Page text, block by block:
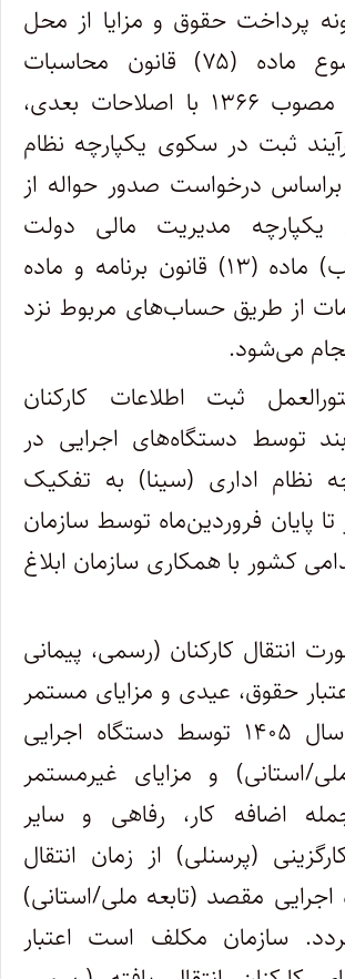
هرگونه پرداخت حقوق و مزایا از محل
اعتبارات موضوع ماده (۷۵) قانون محاسبات
عمومی کشور مصوب ۱۳۶۶ با اصلاحات بعدی،
ثبت در سکوی یکپارچه نظام
براساس درخواست صدور حواله از
مدیریت مالی دولت
موضوع بند (ب) ماده (۱۳) قانون برنامه و ماده
از طریق حساب‌های مربوط نزد
می‌شود.
دستورالعمل ثبت اطلاعات کارکنان
توسط دستگاه‌های اجرایی در
نظام اداری (سینا) به تفکیک
تا پایان فروردین‌ماه توسط سازمان
کشور با همکاری سازمان ابلاغ
انتقال کارکنان (رسمی، پیمانی
حقوق، عیدی و مزایای مستمر
آنان تا پایان سال ۱۴۰۵ توسط دستگاه اجرایی
استانی) و مزایای غیرمستمر
اضافه کار، رفاهی و سایر
(پرسنلی) از زمان انتقال
مقصد (تابعه ملی/استانی)
سازمان مکلف است اعتبار